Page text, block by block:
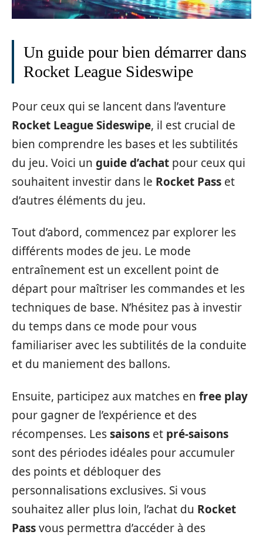
Un guide pour bien démarrer dans
Rocket League Sideswipe
Pour ceux qui se lancent dans l’aventure
Rocket League Sideswipe, il est crucial de
bien comprendre les bases et les subtilités
du jeu. Voici un guide d’achat pour ceux qui
souhaitent investir dans le Rocket Pass et
d’autres éléments du jeu.
Tout d’abord, commencez par explorer les
différents modes de jeu. Le mode
entraînement est un excellent point de
départ pour maîtriser les commandes et les
techniques de base. N’hésitez pas à investir
du temps dans ce mode pour vous
familiariser avec les subtilités de la conduite
et du maniement des ballons.
Ensuite, participez aux matches en free play
pour gagner de l’expérience et des
récompenses. Lessaisons et pré-saisons
sont des périodes idéales pour accumuler
des points et débloquer des
personnalisations exclusives. Si vous
souhaitez aller plus loin, l’achat du Rocket
Passvous permettra d’accéder à des